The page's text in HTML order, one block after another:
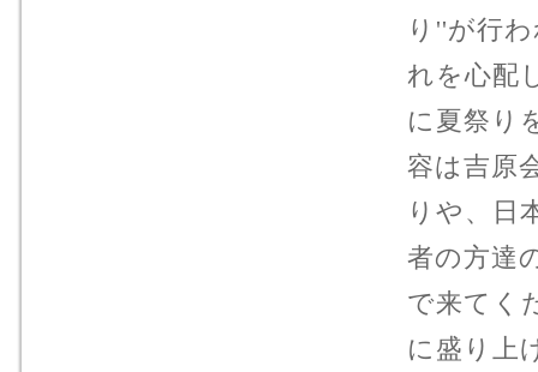
り''が行
れを心配
に夏祭り
容は吉原
りや、日
者の方達
で来てく
に盛り上